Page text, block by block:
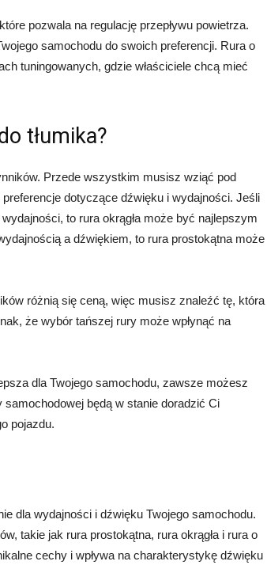
pozwala na regulację przepływu powietrza.
samochodu do swoich preferencji. Rura o
tuningowanych, gdzie właściciele chcą mieć
tłumika?
Przede wszystkim musisz wziąć pod
dotyczące dźwięku i wydajności. Jeśli
to rura okrągła może być najlepszym
a dźwiękiem, to rura prostokątna może
różnią się ceną, więc musisz znaleźć tę, która
że wybór tańszej rury może wpłynąć na
dla Twojego samochodu, zawsze możesz
będą w stanie doradzić Ci
pojazdu.
dla wydajności i dźwięku Twojego samochodu.
takie jak rura prostokątna, rura okrągła i rura o
cechy i wpływa na charakterystykę dźwięku